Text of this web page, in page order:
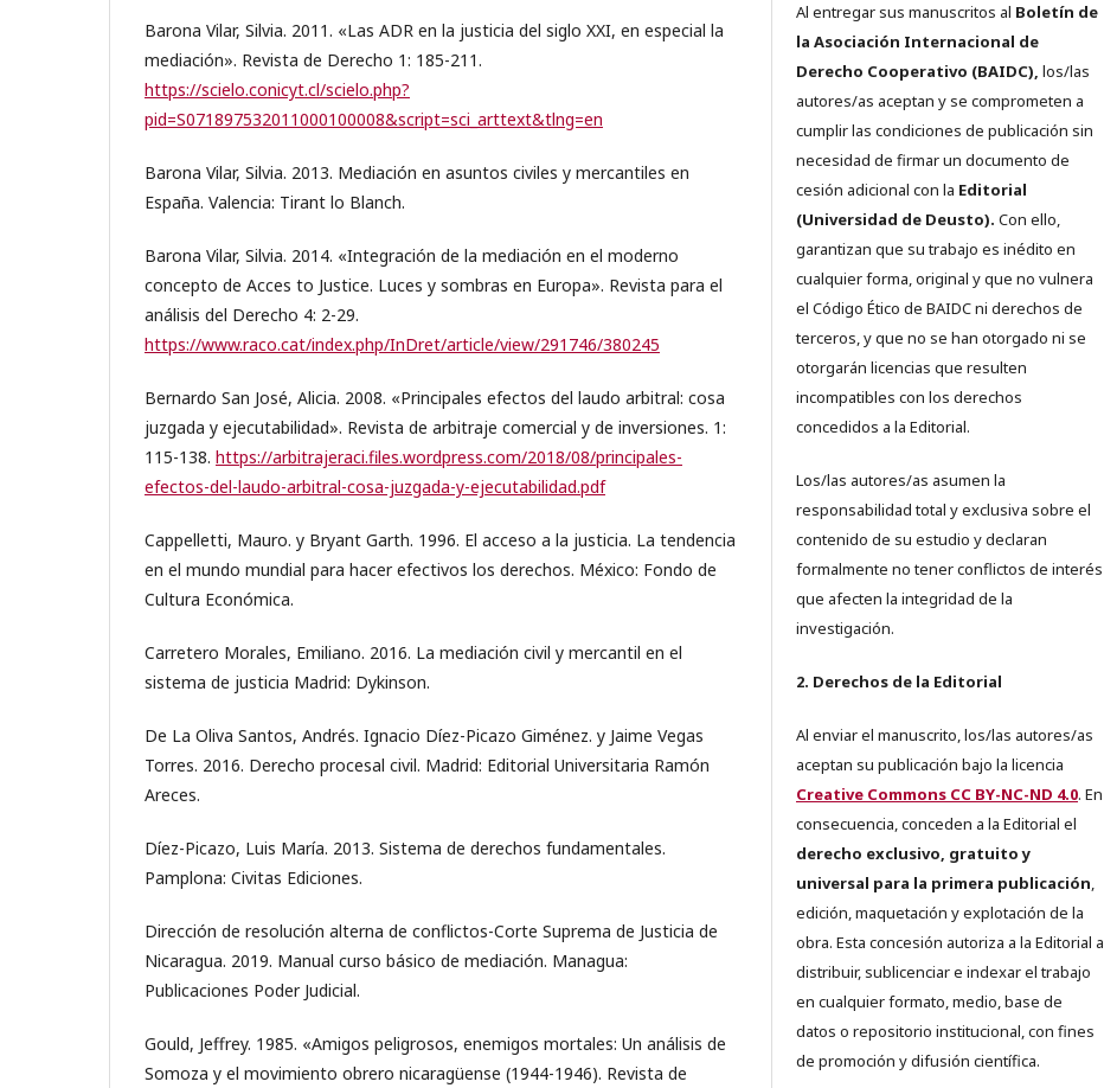
Barona Vilar, Silvia. 2011. «Las ADR en la justicia del siglo XXI, en especial la
mediación». Revista de Derecho 1: 185-211.
https://scielo.conicyt.cl/scielo.php?
pid=S071897532011000100008&script=sci_arttext&tlng=en
Barona Vilar, Silvia. 2013. Mediación en asuntos civiles y mercantiles en
España. Valencia: Tirant lo Blanch.
Barona Vilar, Silvia. 2014. «Integración de la mediación en el moderno
concepto de Acces to Justice. Luces y sombras en Europa». Revista para el
análisis del Derecho 4: 2-29.
https://www.raco.cat/index.php/InDret/article/view/291746/380245
Bernardo San José, Alicia. 2008. «Principales efectos del laudo arbitral: cosa
juzgada y ejecutabilidad». Revista de arbitraje comercial y de inversiones. 1:
115-138. https://arbitrajeraci.files.wordpress.com/2018/08/principales-
efectos-del-laudo-arbitral-cosa-juzgada-y-ejecutabilidad.pdf
Cappelletti, Mauro. y Bryant Garth. 1996. El acceso a la justicia. La tendencia
en el mundo mundial para hacer efectivos los derechos. México: Fondo de
Cultura Económica.
Carretero Morales, Emiliano. 2016. La mediación civil y mercantil en el
sistema de justicia Madrid: Dykinson.
De La Oliva Santos, Andrés. Ignacio Díez-Picazo Giménez. y Jaime Vegas
Torres. 2016. Derecho procesal civil. Madrid: Editorial Universitaria Ramón
Areces.
Díez-Picazo, Luis María. 2013. Sistema de derechos fundamentales.
Pamplona: Civitas Ediciones.
Dirección de resolución alterna de conflictos-Corte Suprema de Justicia de
Nicaragua. 2019. Manual curso básico de mediación. Managua:
Publicaciones Poder Judicial.
Gould, Jeffrey. 1985. «Amigos peligrosos, enemigos mortales: Un análisis de
Somoza y el movimiento obrero nicaragüense (1944-1946). Revista de
Al entregar sus manuscritos al Boletín de
la Asociación Internacional de
Derecho Cooperativo (BAIDC), los/las
autores/as aceptan y se comprometen a
cumplir las condiciones de publicación sin
necesidad de firmar un documento de
cesión adicional con la Editorial
(Universidad de Deusto). Con ello,
garantizan que su trabajo es inédito en
cualquier forma, original y que no vulnera
el Código Ético de BAIDC ni derechos de
terceros, y que no se han otorgado ni se
otorgarán licencias que resulten
incompatibles con los derechos
concedidos a la Editorial.
Los/las autores/as asumen la
responsabilidad total y exclusiva sobre el
contenido de su estudio y declaran
formalmente no tener conflictos de interés
que afecten la integridad de la
investigación.
2. Derechos de la Editorial
Al enviar el manuscrito, los/las autores/as
aceptan su publicación bajo la licencia
Creative Commons CC BY-NC-ND 4.0. En
consecuencia, conceden a la Editorial el
derecho exclusivo, gratuito y
universal para la primera publicación,
edición, maquetación y explotación de la
obra. Esta concesión autoriza a la Editorial a
distribuir, sublicenciar e indexar el trabajo
en cualquier formato, medio, base de
datos o repositorio institucional, con fines
de promoción y difusión científica.